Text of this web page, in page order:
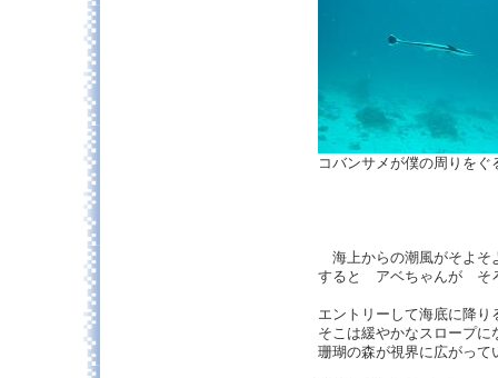
コバンサメが僕の周りを
海上からの潮風がそよそ
すると アベちゃんが そ
エントリーして海底に降
そこは緩やかなスロープに
珊瑚の森が視界に広がって